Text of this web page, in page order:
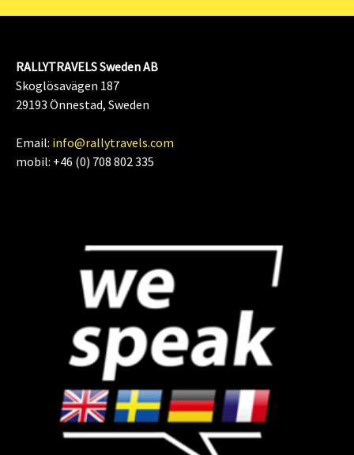
RALLYTRAVELS Sweden AB
Skoglösavägen 187
29193 Önnestad, Sweden
Email: info@rallytravels.com
mobil: +46 (0) 708 802 335